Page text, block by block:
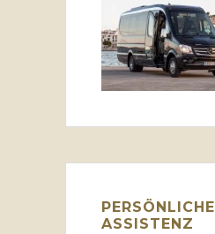
PERSÖNLICHE
ASSISTENZ